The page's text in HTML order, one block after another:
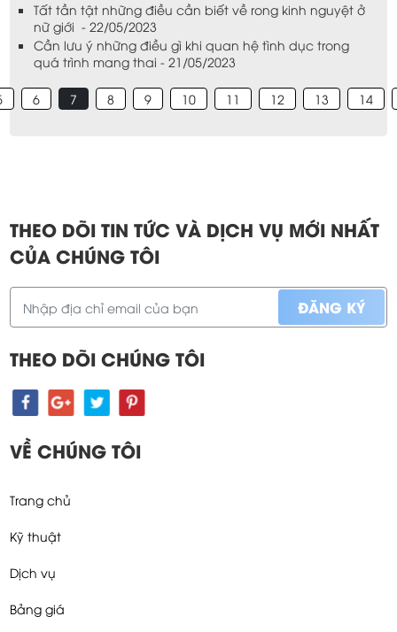
Tất tần tật những điều cần biết về rong kinh nguyệt ở
nữ giới - 22/05/2023
Cần lưu ý những điều gì khi quan hệ tình dục trong
quá trình mang thai - 21/05/2023
6 7 8 9 10 11 12 13 14
THEO DÕI TIN TỨC VÀ DỊCH VỤ MỚI NHẤT
CỦA CHÚNG TÔI
THEO DÕI CHÚNG TÔI
VỀ CHÚNG TÔI
Trang chủ
Kỹ thuật
Dịch vụ
Bảng giá